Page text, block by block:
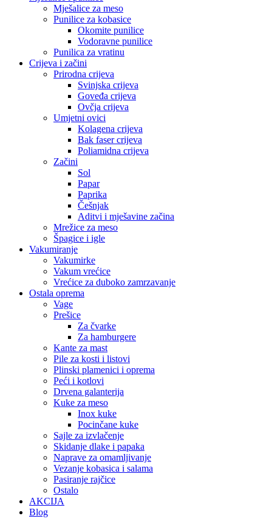
Mješalice za meso
Punilice za kobasice
Okomite punilice
Vodoravne punilice
Punilica za vratinu
Crijeva i začini
Prirodna crijeva
Svinjska crijeva
Goveđa crijeva
Ovčja crijeva
Umjetni ovici
Kolagena crijeva
Bak faser crijeva
Poliamidna crijeva
Začini
Sol
Papar
Paprika
Češnjak
Aditvi i mješavine začina
Mrežice za meso
Špagice i igle
Vakumiranje
Vakumirke
Vakum vrećice
Vrećice za duboko zamrzavanje
Ostala oprema
Vage
Prešice
Za čvarke
Za hamburgere
Kante za mast
Pile za kosti i listovi
Plinski plamenici i oprema
Peći i kotlovi
Drvena galanterija
Kuke za meso
Inox kuke
Pocinčane kuke
Sajle za izvlačenje
Skidanje dlake i papaka
Naprave za omamljivanje
Vezanje kobasica i salama
Pasiranje rajčice
Ostalo
AKCIJA
Blog